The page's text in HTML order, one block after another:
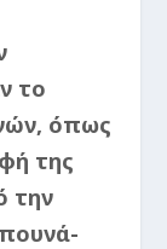
το
όπως
της
την